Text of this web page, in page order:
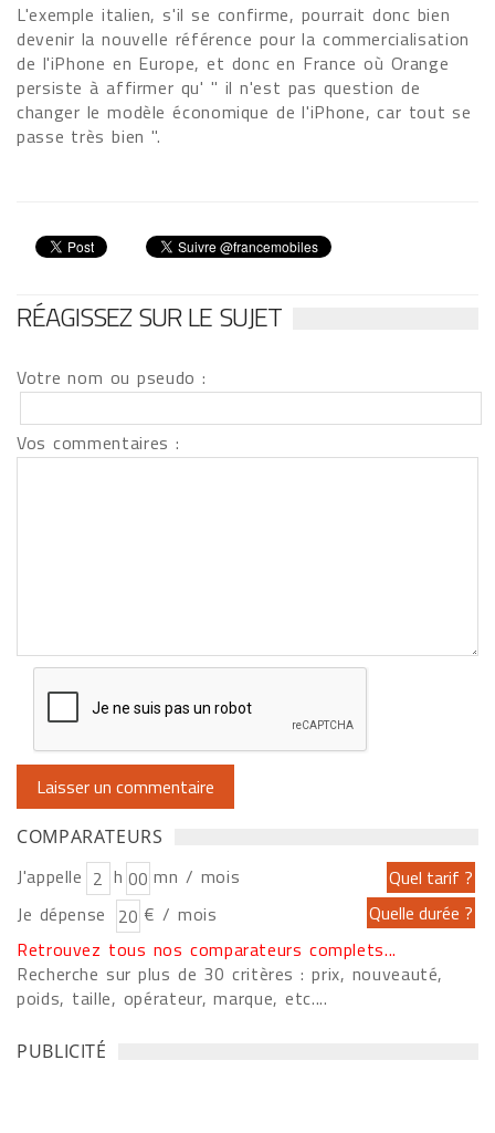
L'exemple italien, s'il se confirme, pourrait donc bien
devenir la nouvelle référence pour la commercialisation
de l'iPhone en Europe, et donc en France où Orange
persiste à affirmer qu' " il n'est pas question de
changer le modèle économique de l'iPhone, car tout se
passe très bien ".
RÉAGISSEZ SUR LE SUJET
Votre nom ou pseudo :
Vos commentaires :
COMPARATEURS
J'appelle h
mn / mois
Je dépense
€ / mois
Retrouvez tous nos comparateurs complets...
Recherche sur plus de 30 critères : prix, nouveauté,
poids, taille, opérateur, marque, etc....
PUBLICITÉ